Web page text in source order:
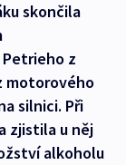
skončila
z
motorového
silnici. Při
zjistila u něj
alkoholu